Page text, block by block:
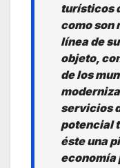
turísticos
como son
línea de
objeto,
de los
servicios
potencial
éste una
economía